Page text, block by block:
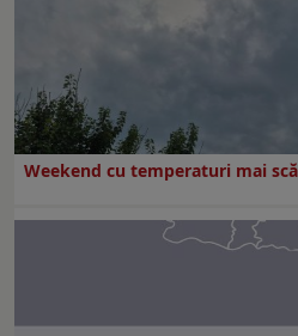
Weekend cu temperaturi mai